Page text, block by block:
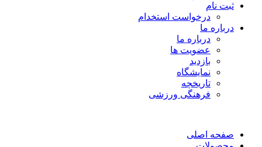
ثبت نام
درخواست استخدام
درباره ما
درباره ما
عضویت ها
بازدید
نمایشگاه
تاريخچه
فرهنگی ورزشی
صفحه اصلی